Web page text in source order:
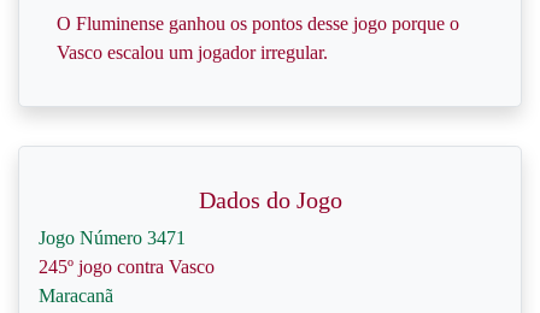
O Fluminense ganhou os pontos desse jogo porque o
Vasco escalou um jogador irregular.
Dados do Jogo
Jogo Número 3471
245º jogo contra Vasco
Maracanã